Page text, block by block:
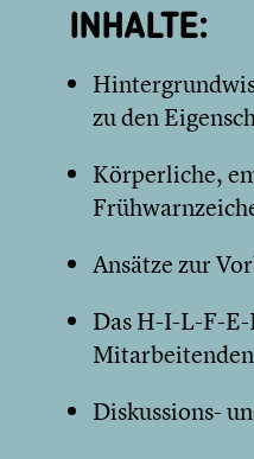
INHALTE:
zu den
Körperliche,
Ansätze zur
Das H-I-L-F-
Mitarbeitenden
Diskussions-